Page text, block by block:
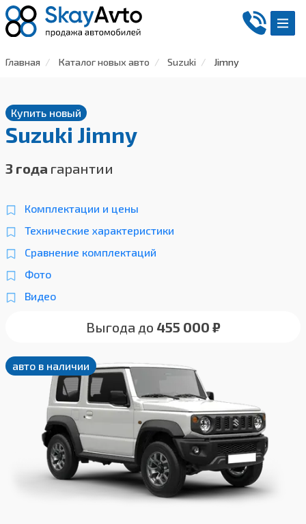
Главная Каталог новых авто Suzuki Jimny
Купить новый
Suzuki Jimny
3 года гарантии
Комплектации и цены
Технические характеристики
Сравнение комплектаций
Фото
Видео
Выгода до 455 000 ₽
авто в наличии